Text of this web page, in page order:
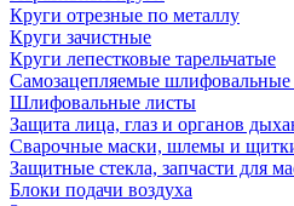
Круги отрезные по металлу
Круги зачистные
Круги лепестковые тарельчатые
Самозацепляемые шлифовальные
Шлифовальные листы
Защита лица, глаз и органов
Сварочные маски, шлемы и
Защитные стекла, запчасти для
Блоки подачи воздуха